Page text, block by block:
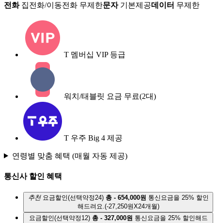
전화 집전화/이동전화 무제한문자 기본제공데이터 무제한
T 멤버십 VIP 등급
워치/태블릿 요금 무료(2대)
T 우주 Big 4 제공
연령별 맞춤 혜택 (매월 자동 제공)
통신사 할인 혜택
추천 요금할인(선택약정24) 총 - 654,000원 통신요금을 25% 할인
해드려요.(-27,250원X24개월)
요금할인(선택약정12) 총 - 327,000원 통신요금을 25% 할인해드